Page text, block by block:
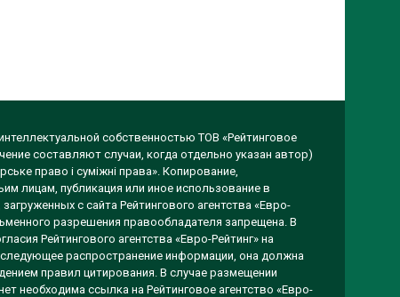
собственностью ТОВ «Рейтинговое
составляют случаи, когда отдельно указан автор)
право і суміжні права». Копирование,
лицам, публикация или иное использование в
с сайта Рейтингового агентства «Евро-
разрешения правообладателя запрещена. В
Рейтингового агентства «Евро-Рейтинг» на
распространение информации, она должна
правил цитирования. В случае размещении
необходима ссылка на Рейтинговое агентство «Евро-